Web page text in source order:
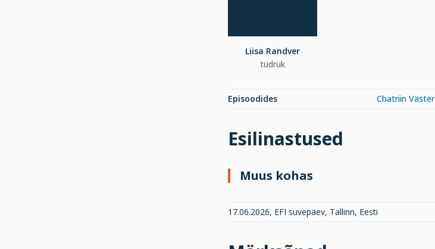
Liisa Randver
tüdruk
Episoodides Chatriin Väster
Esilinastused
Muus kohas
17.06.2026, EFI suvepäev, Tallinn, Eesti